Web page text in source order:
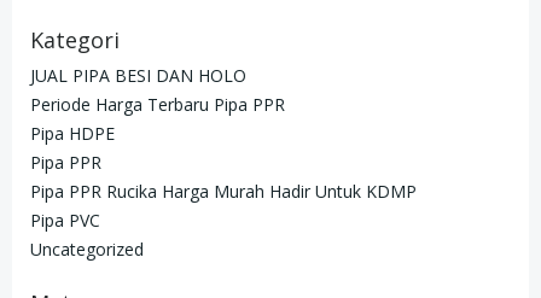
Kategori
JUAL PIPA BESI DAN HOLO
Periode Harga Terbaru Pipa PPR
Pipa HDPE
Pipa PPR
Pipa PPR Rucika Harga Murah Hadir Untuk KDMP
Pipa PVC
Uncategorized